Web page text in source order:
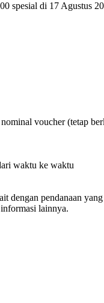
spesial di 17 Agustus
voucher (tetap
waktu ke waktu
dengan pendanaan
lainnya.